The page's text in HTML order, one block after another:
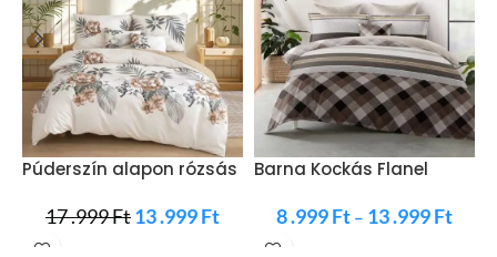
Púderszín alapon rózsás
17 .999Ft13 .999Ft
Barna Kockás Flanel
8 .999Ft – 13 .999Ft